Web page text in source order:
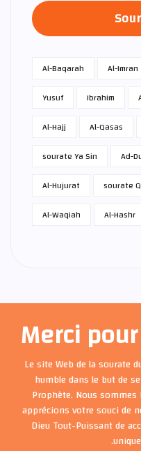
Al-Baqarah Al-Imran
Yusuf
Ibrahim
Al-Hajj
Al-Qasas
sourate Ya Sin
Ad-
Al-Hujurat
sourate
Al-Waqiah
Al-Hashr
Merci
Le site Web de la sourate
humble dans le but de
Prophète. Nous
apprécions votre souci de
Dieu Tout-Puissant de